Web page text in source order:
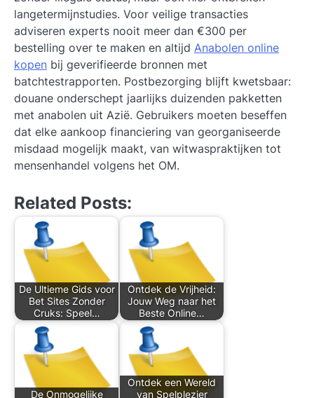
langetermijnstudies. Voor veilige transacties
adviseren experts nooit meer dan €300 per
bestelling over te maken en altijd Anabolen online
kopen bij geverifieerde bronnen met
batchtestrapporten. Postbezorging blijft kwetsbaar:
douane onderschept jaarlijks duizenden pakketten
met anabolen uit Azië. Gebruikers moeten beseffen
dat elke aankoop financiering van georganiseerde
misdaad mogelijk maakt, van witwaspraktijken tot
mensenhandel volgens het OM.
Related Posts:
De Ultieme Gids voor
Bet Sites Zonder
Cruks: Speel…
Ontdek de Vrijheid:
Jouw Weg naar het
Beste Online…
De Onmogelijke
Ontdek een Wereld
van Spelplezier